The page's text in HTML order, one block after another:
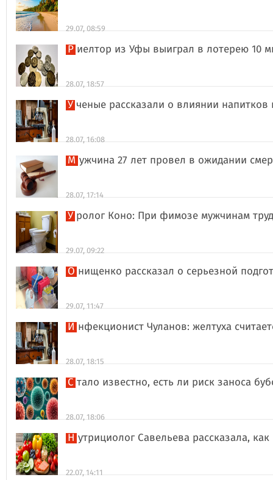
29.07, 08:59
Риелтор из Уфы выиграл в лотерею 10
28.07, 18:57
Ученые рассказали о влиянии
28.07, 16:08
Мужчина 27 лет провел в ожидании
28.07, 17:14
Уролог Коно: При фимозе мужчинам
29.07, 09:22
Онищенко рассказал о серьезной
29.07, 11:47
Инфекционист Чуланов: желтуха
28.07, 18:15
Стало известно, есть ли риск заноса
28.07, 18:06
Нутрициолог Савельева рассказала,
22.07, 14:11